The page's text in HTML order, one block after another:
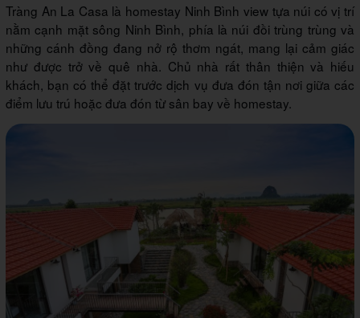
Tràng An La Casa là homestay Ninh Bình view tựa núi có vị trí
nằm cạnh mặt sông Ninh Bình, phía là núi đồi trùng trùng và
những cánh đồng đang nở rộ thơm ngát, mang lại cảm giác
như được trở về quê nhà. Chủ nhà rất thân thiện và hiếu
khách, bạn có thể đặt trước dịch vụ đưa đón tận nơi giữa các
điểm lưu trú hoặc đưa đón từ sân bay về homestay.